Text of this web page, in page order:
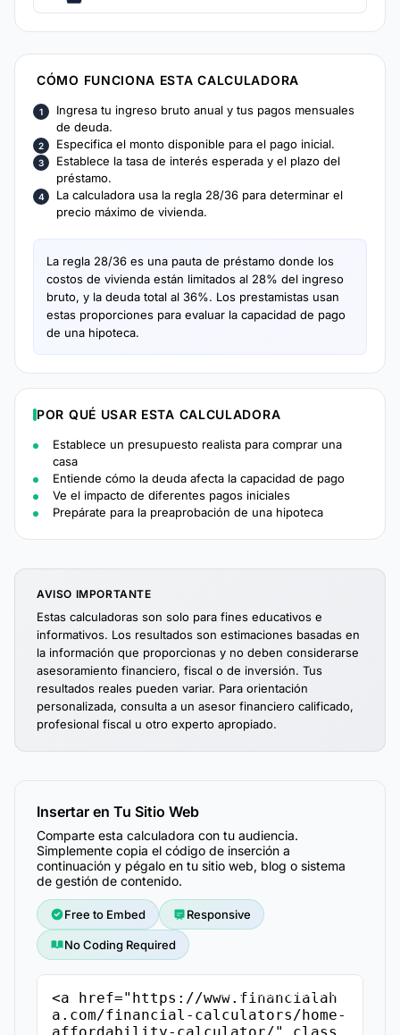
CÓMO FUNCIONA ESTA CALCULADORA
Ingresa tu ingreso bruto anual y tus pagos mensuales
de deuda.
Especifica el monto disponible para el pago inicial.
Establece la tasa de interés esperada y el plazo del
préstamo.
La calculadora usa la regla 28/36 para determinar el
precio máximo de vivienda.
La regla 28/36 es una pauta de préstamo donde los
costos de vivienda están limitados al 28% del ingreso
bruto, y la deuda total al 36%. Los prestamistas usan
estas proporciones para evaluar la capacidad de pago
de una hipoteca.
POR QUÉ USAR ESTA CALCULADORA
Establece un presupuesto realista para comprar una
casa
Entiende cómo la deuda afecta la capacidad de pago
Ve el impacto de diferentes pagos iniciales
Prepárate para la preaprobación de una hipoteca
AVISO IMPORTANTE
Estas calculadoras son solo para fines educativos e
informativos. Los resultados son estimaciones basadas en
la información que proporcionas y no deben considerarse
asesoramiento financiero, fiscal o de inversión. Tus
resultados reales pueden variar. Para orientación
personalizada, consulta a un asesor financiero calificado,
profesional fiscal u otro experto apropiado.
Insertar en Tu Sitio Web
Comparte esta calculadora con tu audiencia.
Simplemente copia el código de inserción a
continuación y pégalo en tu sitio web, blog o sistema
de gestión de contenido.
Free to Embed Responsive
No Coding Required
<a href="https://www.financialah
a.com/financial-calculators/home-
Copiar Código de Inserción